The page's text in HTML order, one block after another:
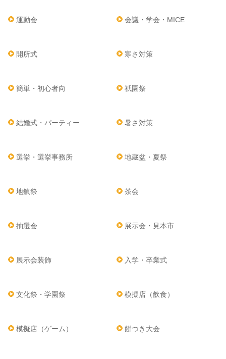
運動会 会議・学会・MICE
開所式 寒さ対策
簡単・初心者向 祇園祭
結婚式・パーティー 暑さ対策
選挙・選挙事務所 地蔵盆・夏祭
地鎮祭 茶会
抽選会 展示会・見本市
展示会装飾 入学・卒業式
文化祭・学園祭 模擬店（飲食）
模擬店（ゲーム） 餅つき大会